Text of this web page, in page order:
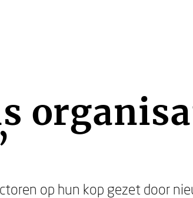
op hun kop gezet door